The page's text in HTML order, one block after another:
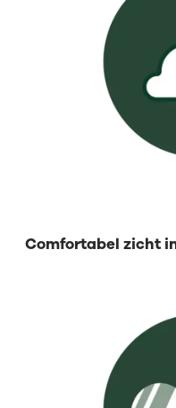
Comfortabel zicht